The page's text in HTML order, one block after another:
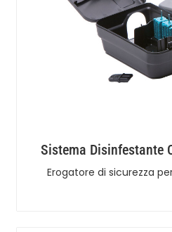
Sistema Disinfestante
Erogatore di sicurezza